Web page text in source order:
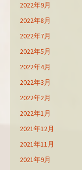
2022年9月
2022年8月
2022年7月
2022年5月
2022年4月
2022年3月
2022年2月
2022年1月
2021年12月
2021年11月
2021年9月